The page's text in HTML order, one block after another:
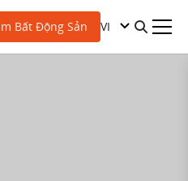
Bất Động Sản VI